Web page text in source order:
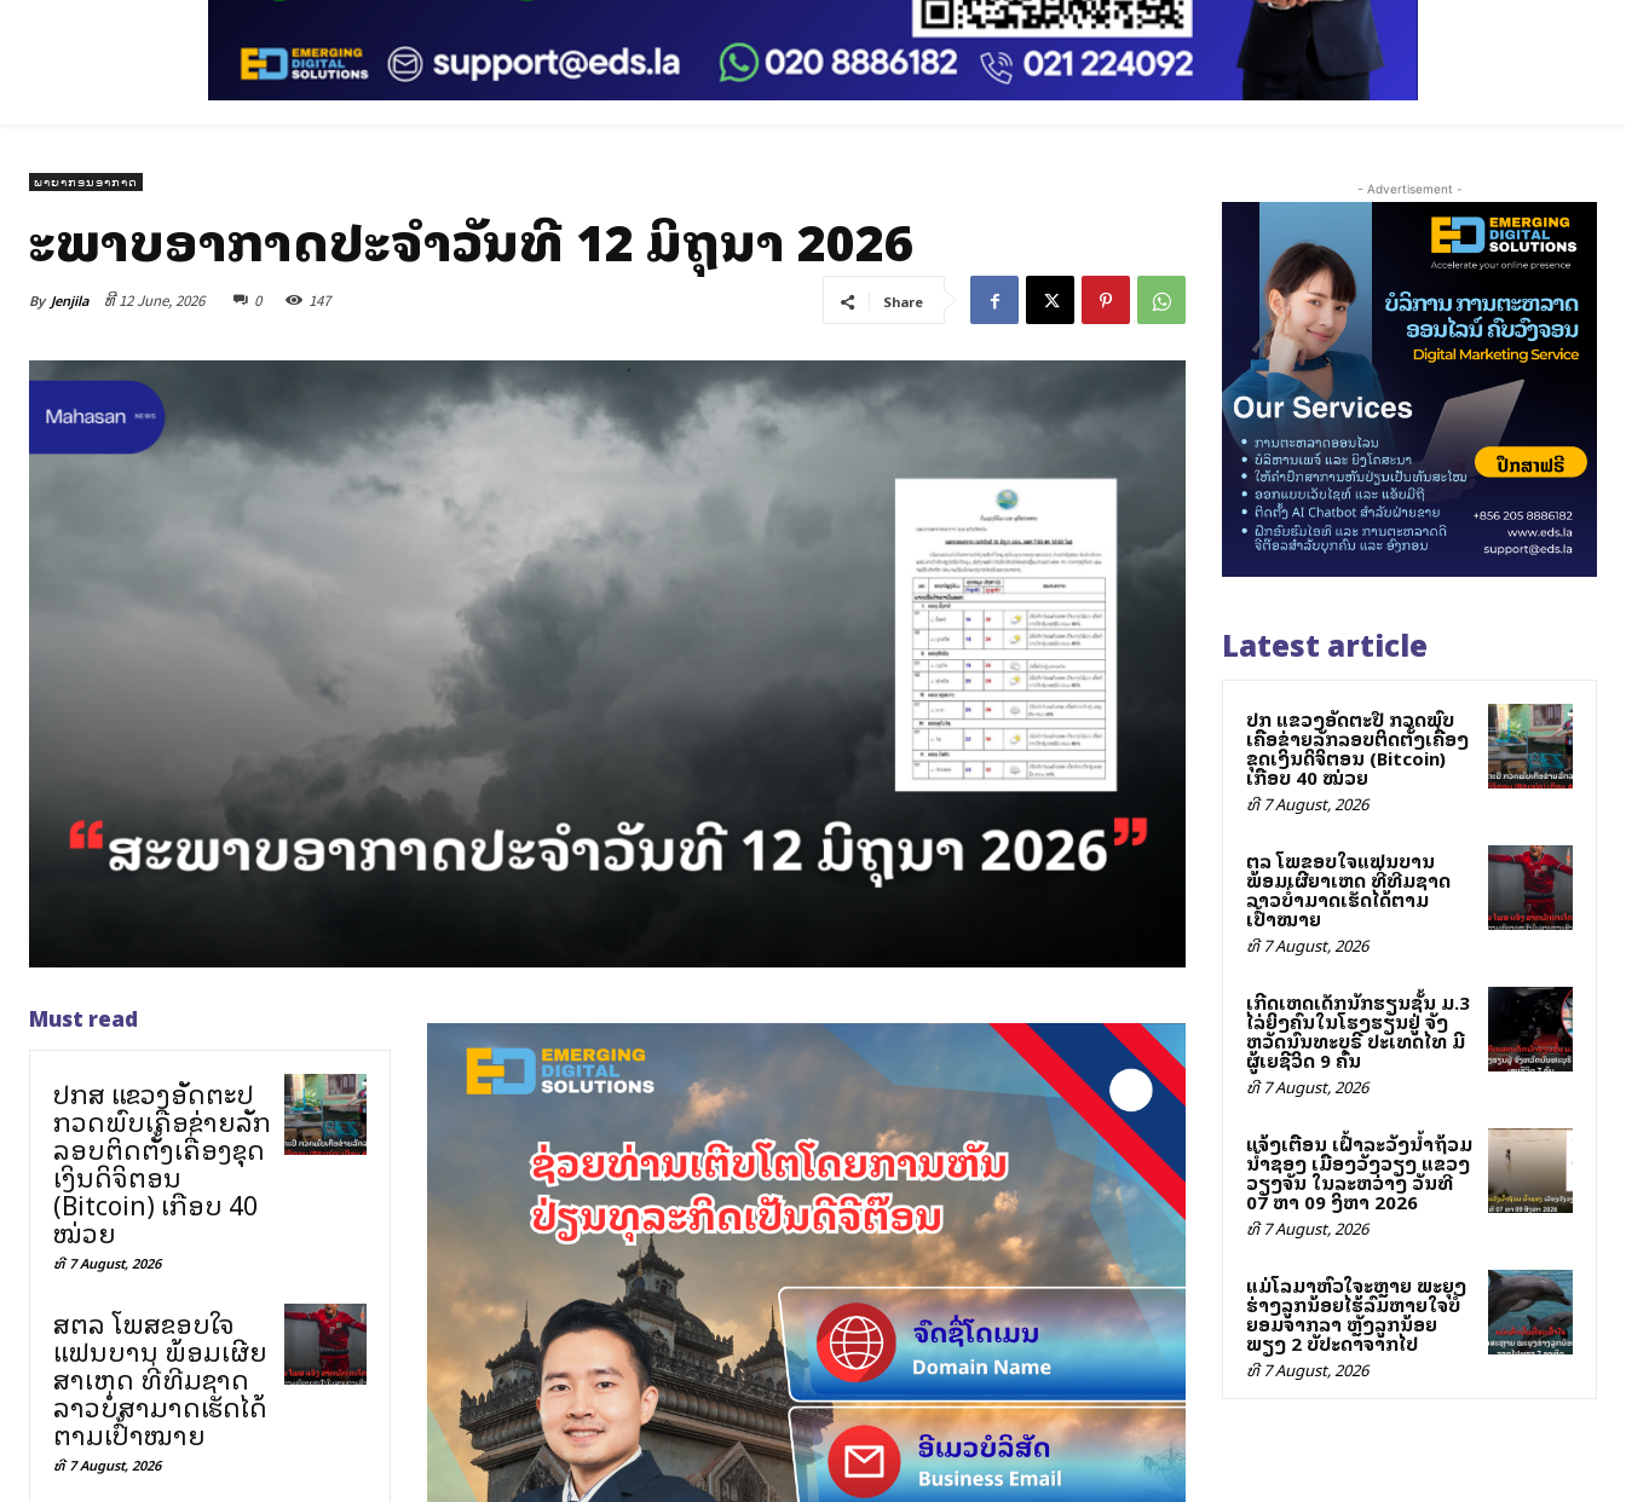
ພາຍາກອນອາກາດ
ສະພາບອາກາດປະຈໍາວັນທີ 12 ມິຖຸນາ 2026
By Jenjila ທີ 12 June, 2026 0 147 Share
Must read
ປກສ ແຂວງອັດຕະປື
ກວດພົບເຄືອຂ່າຍລັກ
ລອບຕິດຕັ້ງເຄື່ອງຂຸດ
ເງິນດິຈິຕອນ
(Bitcoin) ເກືອບ 40
ໝ່ວຍ
ທີ 7 August, 2026
ສຕລ ໂພສຂອບໃຈ
ແຟນບານ ພ້ອມເຜີຍ
ສາເຫດ ທີ່ທີມຊາດ
ລາວບໍ່ສາມາດເຮັດໄດ້
ຕາມເປົ້າໝາຍ
ທີ 7 August, 2026
- Advertisement -
Latest article
ປກສ ແຂວງອັດຕະປື ກວດພົບ
ເຄືອຂ່າຍລັກລອບຕິດຕັ້ງເຄື່ອງ
ຂຸດເງິນດິຈິຕອນ (Bitcoin)
ເກືອບ 40 ໝ່ວຍ
ທີ 7 August, 2026
ສຕລ ໂພສຂອບໃຈແຟນບານ
ພ້ອມເຜີຍສາເຫດ ທີ່ທີມຊາດ
ລາວບໍ່ສາມາດເຮັດໄດ້ຕາມ
ເປົ້າໝາຍ
ທີ 7 August, 2026
ເກີດເຫດເດັກນັກຮຽນຊັ້ນ ມ.3
ໄລ່ຍິງຄົນໃນໂຮງຮຽນຢູ່ ຈັງ
ຫວັດນົນທະບຸຣີ ປະເທດໄທ ມີ
ຜູ້ເສຍຊີວິດ 9 ຄົນ
ທີ 7 August, 2026
ແຈ້ງເຕືອນ ເຝົ້າລະວັງນ້ຳຖ້ວມ
ນ້ຳຊອງ ເມືອງວັງວຽງ ແຂວງ
ວຽງຈັນ ໃນລະຫວ່າງ ວັນທີ
07 ຫາ 09 ສິງຫາ 2026
ທີ 7 August, 2026
ແມ່ໂລມາຫົວໃຈສະຫຼາຍ ພະຍຸງ
ຮ່າງລູກນ້ອຍໄຮ້ລົມຫາຍໃຈບໍ່
ຍອມຈາກລາ ຫຼັງລູກນ້ອຍ
ພຽງ 2 ສັບປະດາຈາກໄປ
ທີ 7 August, 2026